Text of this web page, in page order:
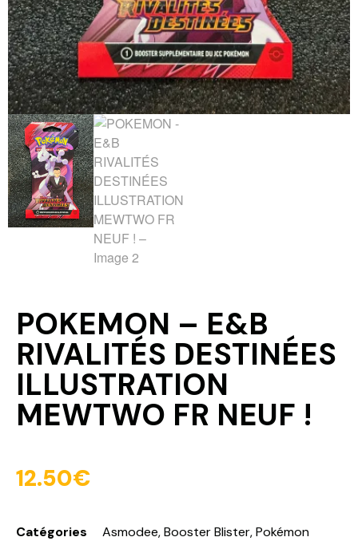
POKEMON – E&B
RIVALITÉS DESTINÉES
ILLUSTRATION
MEWTWO FR NEUF !
12.50€
Catégories Asmodee,Booster Blister,Pokémon